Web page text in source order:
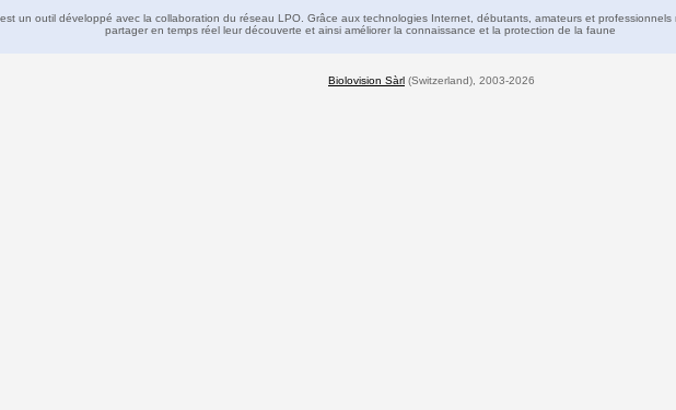
un outil développé avec la collaboration du réseau LPO. Grâce aux technologies Internet, débutants, amateurs et professionnels
partager en temps réel leur découverte et ainsi améliorer la connaissance et la protection de la faune
Biolovision Sàrl (Switzerland), 2003-2026